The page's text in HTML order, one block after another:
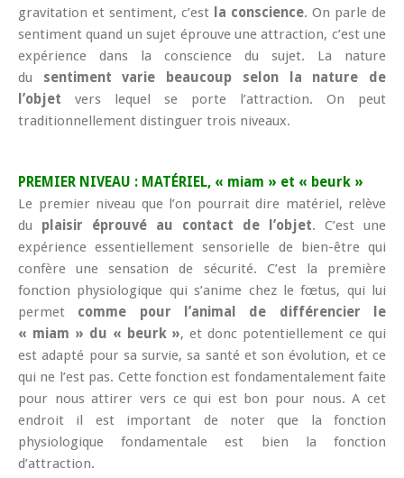
gravitation et sentiment, c’est
la conscience. On parle de
sentiment quand un sujet éprouve une attraction, c’est une
expérience dans la conscience du sujet. La nature
du sentiment varie beaucoup selon la nature de
l’objet vers lequel se porte l’attraction. On peut
traditionnellement distinguer trois niveaux.
PREMIER NIVEAU : MATÉRIEL, « miam » et « beurk »
Le premier niveau que l’on pourrait dire matériel, relève
du plaisir éprouvé au contact de l’objet. C’est une
expérience essentiellement sensorielle de bien-être qui
confère une sensation de sécurité. C’est la première
fonction physiologique qui s’anime chez le fœtus, qui lui
permet comme pour l’animal de différencier le
« miam » du « beurk », et donc potentiellement ce qui
est adapté pour sa survie, sa santé et son évolution, et ce
qui ne l’est pas. Cette fonction est fondamentalement faite
pour nous attirer vers ce qui est bon pour nous. A cet
endroit il est important de noter que la fonction
physiologique fondamentale est bien la fonction
d’attraction.